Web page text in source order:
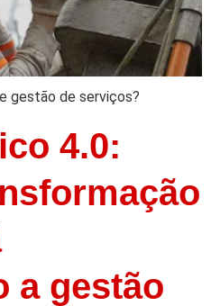
gestão de serviços?
4.0:
a gestão